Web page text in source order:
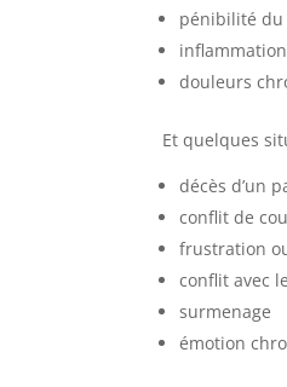
pénibilité
douleurs
Et quelques
décès d’un
conflit de
frustration
conflit avec
surmenage
émotion